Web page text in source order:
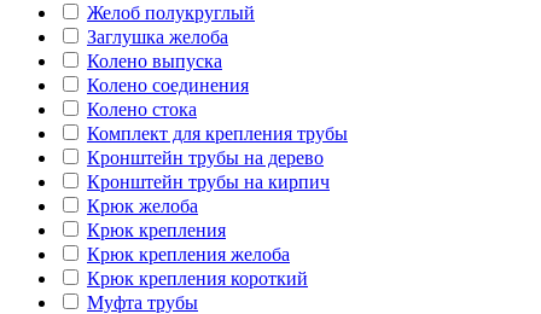
Желоб полукруглый
Заглушка желоба
Колено выпуска
Колено соединения
Колено стока
Комплект для крепления трубы
Кронштейн трубы на дерево
Кронштейн трубы на кирпич
Крюк желоба
Крюк крепления
Крюк крепления желоба
Крюк крепления короткий
Муфта трубы